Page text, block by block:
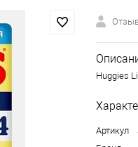
Huggies
Артикул